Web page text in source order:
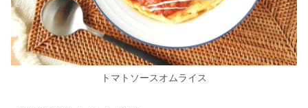
トマトソースオムライス